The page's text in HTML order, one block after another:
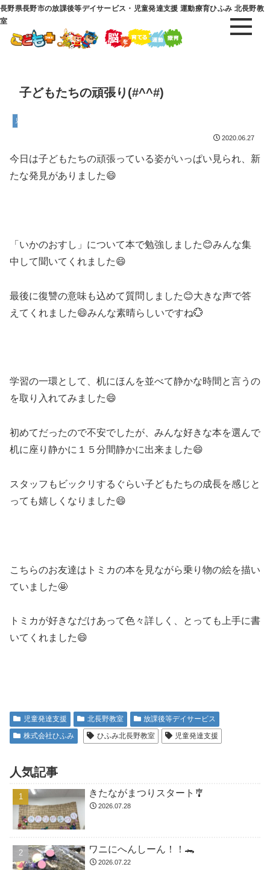
長野県長野市の放課後等デイサービス・児童発達支援 運動療育ひふみ 北長野教
室
子どもたちの頑張り(#^^#)
児童発達支援
2020.06.27
今日は子どもたちの頑張っている姿がいっぱい見られ、新
たな発見がありました😄
「いかのおすし」について本で勉強しました😊みんな集
中して聞いてくれました😄
最後に復讐の意味も込めて質問しました😊大きな声で答
えてくれました😄みんな素晴らしいですね💮
学習の一環として、机にほんを並べて静かな時間と言うの
を取り入れてみました😄
初めてだったので不安でしたが、みんな好きな本を選んで
机に座り静かに１５分間静かに出来ました😄
スタッフもビックリするぐらい子どもたちの成長を感じと
っても嬉しくなりました😄
こちらのお友達はトミカの本を見ながら乗り物の絵を描い
ていました🤩
トミカが好きなだけあって色々詳しく、とっても上手に書
いてくれました😄
児童発達支援 北長野教室
放課後等デイサービス
株式会社ひふみ
ひふみ北長野教室 児童発達支援
人気記事
きたながまつりスタート🎐
2026.07.28
ワニにへんしーん！！🐊
2026.07.22